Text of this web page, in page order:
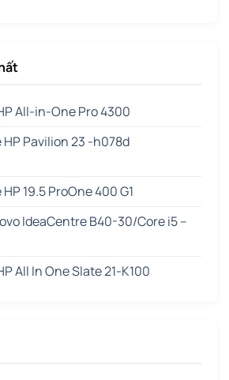
All-in-One Pro 4300
HP Pavilion 23 -h078d
19.5 ProOne 400 G1
IdeaCentre B40-30/Core i5 –
All In One Slate 21-K100